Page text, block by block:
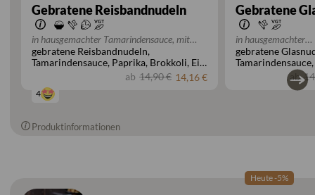
Gebratene Reisbandnudeln
in hausgemachter Tamarindensauce, mit
einer Zutat nach Wahl
gebratene Reisbandnudeln
Tamarindensauce Paprika Brokkoli Ei
Sojasprossen Zwiebeln
ab 14,90 € 14,16 €
4
Gebratene
in hausgemachter
Tamarindensauce,
nach Wahl
gebratene
Tamarindensauce
ab
Produktinformationen
Heute -5%